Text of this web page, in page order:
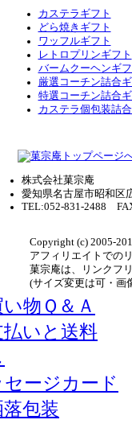
カステラギフト
どら焼きギフト
ワッフルギフト
レトロプリンギフト
バームクーヘンギ
厳選コーチン詰合
特選コーチン詰合
カステラ個包装詰
株式会社菓宗庵
愛知県名古屋市昭和区
TEL:052-831-2488
Copyright (c) 2005-
アフィリエイトでの
菓宗庵は、リンクフ
(サイズ変更は可・画